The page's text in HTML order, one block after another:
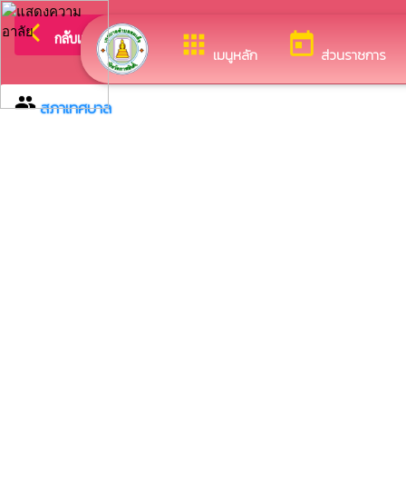
apps เมนูหลัก today ส่วนราชการ
arrow_back_ios กลับเมนูหลัก ยินดีต้อนรับสู่เว็บไ
groupสภาเทศบาล